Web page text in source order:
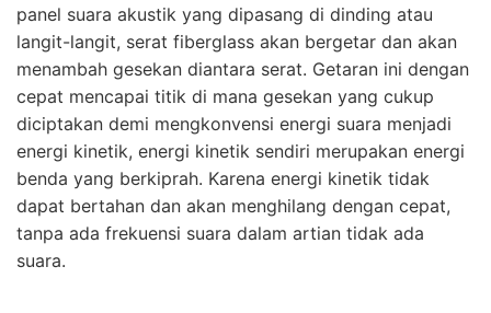
panel suara akustik yang dipasang di dinding atau
langit-langit, serat fiberglass akan bergetar dan akan
menambah gesekan diantara serat. Getaran ini dengan
cepat mencapai titik di mana gesekan yang cukup
diciptakan demi mengkonvensi energi suara menjadi
energi kinetik, energi kinetik sendiri merupakan energi
benda yang berkiprah. Karena energi kinetik tidak
dapat bertahan dan akan menghilang dengan cepat,
tanpa ada frekuensi suara dalam artian tidak ada
suara.